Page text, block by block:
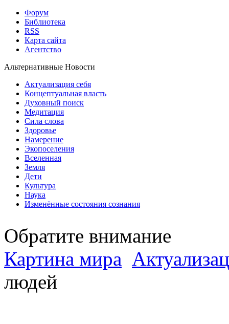
Форум
Библиотека
RSS
Карта сайта
Агентство
Альтернативные Новости
Актуализация себя
Концептуальная власть
Духовный поиск
Медитация
Сила слова
Здоровье
Намерение
Экопоселения
Вселенная
Земля
Дети
Культура
Наука
Изменённые состояния сознания
Обратите внимание
Картина мира
людей